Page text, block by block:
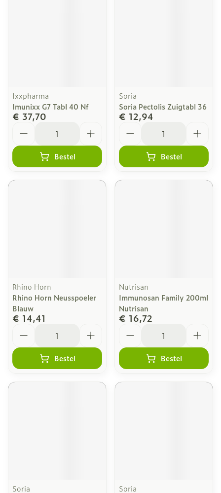
Ixxpharma
Imunixx G7 Tabl 40 Nf
€ 37,70
Bestel
Soria
Soria Pectolis Zuigtabl 36
€ 12,94
Bestel
Rhino Horn
Rhino Horn Neusspoeler
Blauw
€ 14,41
Bestel
Nutrisan
Immunosan Family 200ml
Nutrisan
€ 16,72
Bestel
Soria Soria